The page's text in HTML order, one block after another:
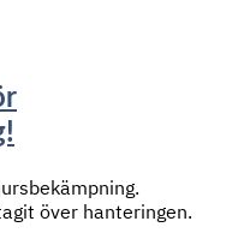
över hanteringen.